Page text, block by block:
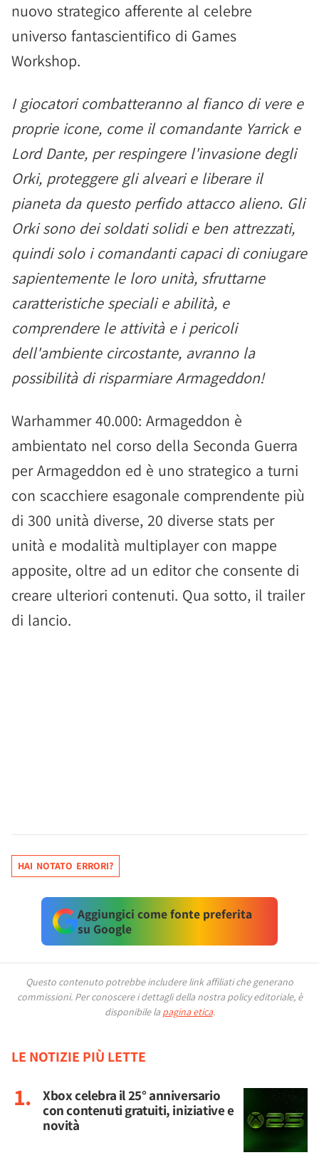
nuovo strategico afferente al celebre
universo fantascientifico di Games
Workshop.
I giocatori combatteranno al fianco di vere e
proprie icone, come il comandante Yarrick e
Lord Dante, per respingere l'invasione degli
Orki, proteggere gli alveari e liberare il
pianeta da questo perfido attacco alieno. Gli
Orki sono dei soldati solidi e ben attrezzati,
quindi solo i comandanti capaci di coniugare
sapientemente le loro unità, sfruttarne
caratteristiche speciali e abilità, e
comprendere le attività e i pericoli
dell'ambiente circostante, avranno la
possibilità di risparmiare Armageddon!
Warhammer 40.000: Armageddon è
ambientato nel corso della Seconda Guerra
per Armageddon ed è uno strategico a turni
con scacchiere esagonale comprendente più
di 300 unità diverse, 20 diverse stats per
unità e modalità multiplayer con mappe
apposite, oltre ad un editor che consente di
creare ulteriori contenuti. Qua sotto, il trailer
di lancio.
HAI NOTATO ERRORI?
Aggiungici come fonte preferita
su Google
Questo contenuto potrebbe includere link affiliati che generano
commissioni. Per conoscere i dettagli della nostra policy editoriale, è
disponibile la pagina etica.
LE NOTIZIE PIÙ LETTE
Xbox celebra il 25° anniversario
con contenuti gratuiti, iniziative e
novità